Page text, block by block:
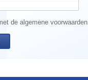
de algemene voorwaarden.